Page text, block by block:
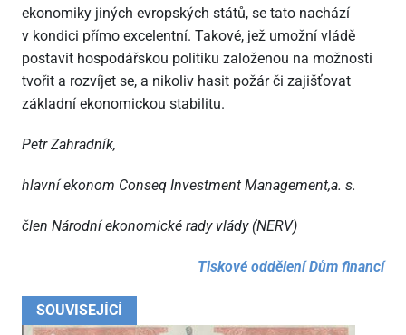
SOUVISEJÍCÍ
ekonomiky jiných evropských států, se tato nachází
v kondici přímo excelentní. Takové, jež umožní vládě
postavit hospodářskou politiku založenou na možnosti
tvořit a rozvíjet se, a nikoliv hasit požár či zajišťovat
základní ekonomickou stabilitu.
Petr Zahradník,
hlavní ekonom Conseq Investment Management,a. s.
člen Národní ekonomické rady vlády (NERV)
Tiskové oddělení Dům financí